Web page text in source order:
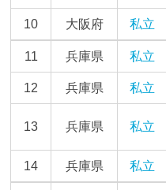
10 大阪府 私立
11 兵庫県 私立
12 兵庫県 私立
13 兵庫県 私立
14 兵庫県 私立